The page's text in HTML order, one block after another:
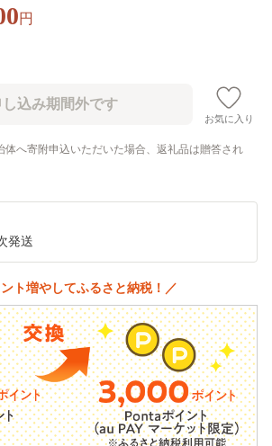
円
お気に入り
体へ寄附申込いただいた場合、返礼品は贈答され
発送
ト増やしてふるさと納税！／